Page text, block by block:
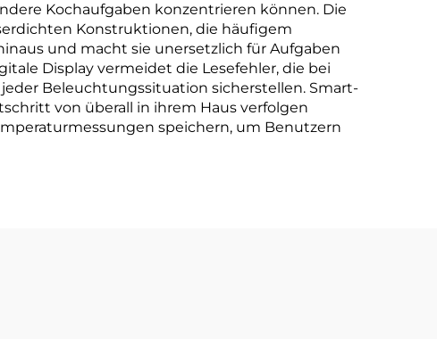
Kochaufgaben konzentrieren können. Die
Konstruktionen, die häufigem
und macht sie unersetzlich für Aufgaben
Display vermeidet die Lesefehler, die bei
Beleuchtungssituation sicherstellen. Smart-
von überall in ihrem Haus verfolgen
speichern, um Benutzern